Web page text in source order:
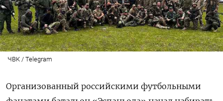
ЧВК / Telegram
Организованный российскими футбольными